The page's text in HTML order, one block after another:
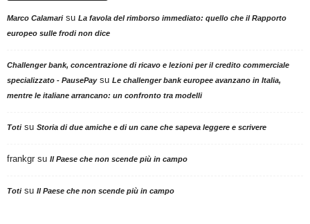
Marco Calamarisu La favola del rimborso immediato: quello che il Rapporto
europeo sulle frodi non dice
Challenger bank, concentrazione di ricavo e lezioni per il credito commerciale
specializzato - PausePaysu Le challenger bank europee avanzano in Italia,
mentre le italiane arrancano: un confronto tra modelli
Totisu Storia di due amiche e di un cane che sapeva leggere e scrivere
frankgr su Il Paese che non scende più in campo
Totisu Il Paese che non scende più in campo